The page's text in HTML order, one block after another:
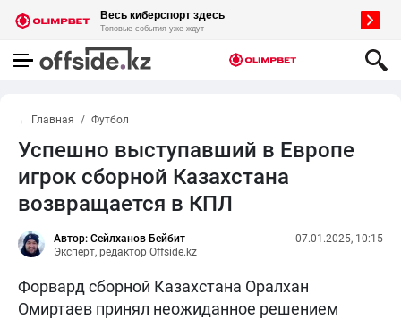
← Главная Футбол
Успешно выступавший в Европе
игрок сборной Казахстана
возвращается в КПЛ
Автор: Сейлханов Бейбит
Эксперт, редактор Offside.kz
07.01.2025, 10:15
Форвард сборной Казахстана Оралхан
Омиртаев принял неожиданное решением